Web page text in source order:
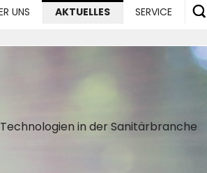
UNS AKTUELLES SERVICE
in der Sanitärbranche